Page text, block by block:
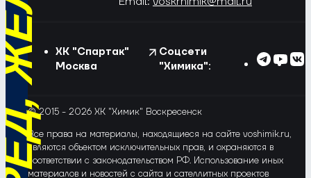
ХК "Спартак"
Москва
Соцсети
"Химика":
© 2015 - 2026 ХК "Химик" Воскресенск
Все права на материалы, находящиеся на сайте voshimik.ru,
являются объектом исключительных прав, и охраняются в
соответствии с законодательством РФ. Использование иных
материалов и новостей с сайта и сателлитных проектов